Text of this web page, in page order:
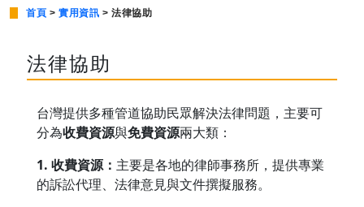
首頁 >實用資訊 > 法律協助
法律協助
台灣提供多種管道協助民眾解決法律問題，主要可
分為收費資源與免費資源兩大類：
1. 收費資源： 主要是各地的律師事務所，提供專業
的訴訟代理、法律意見與文件撰擬服務。